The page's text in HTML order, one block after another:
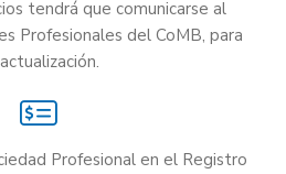
tendrá que comunicarse al
Profesionales del CoMB, para
Profesional en el Registro